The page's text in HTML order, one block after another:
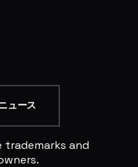
ュース
trademarks and